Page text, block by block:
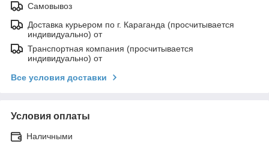
Самовывоз
Доставка курьером по г. Караганда (просчитывается
индивидуально) от
Транспортная компания (просчитывается
индивидуально) от
Все условия доставки
Условия оплаты
Наличными